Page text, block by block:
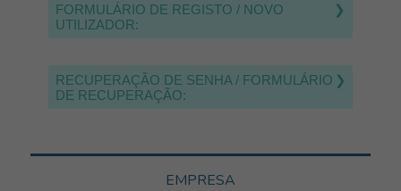
FORMULÁRIO DE REGISTO / NOVO
UTILIZADOR:
formulário de registo.
RECUPERAÇÃO DE SENHA / FORMULÁRIO
DE RECUPERAÇÃO:
recebeu seu e-mail de verificação,
preencha o formulário e siga as
EMPRESA